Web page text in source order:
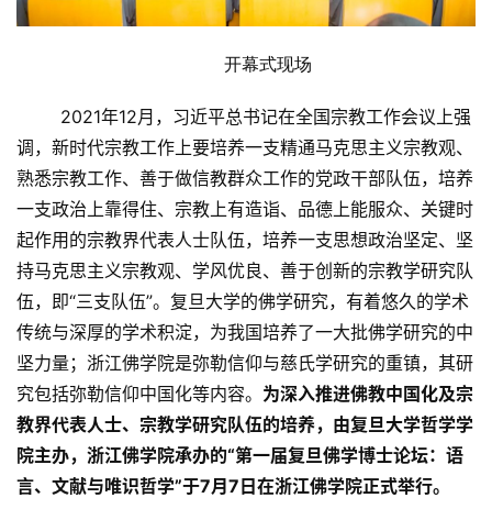
开幕式现场
2021年12月，习近平总书记在全国宗教工作会议上强
调，新时代宗教工作上要培养一支精通马克思主义宗教观、
熟悉宗教工作、善于做信教群众工作的党政干部队伍，培养
一支政治上靠得住、宗教上有造诣、品德上能服众、关键时
起作用的宗教界代表人士队伍，培养一支思想政治坚定、坚
持马克思主义宗教观、学风优良、善于创新的宗教学研究队
伍，即“三支队伍”。 复旦大学的佛学研究，有着悠久的学术
传统与深厚的学术积淀，为我国培养了一大批佛学研究的中
坚力量；浙江佛学院是弥勒信仰与慈氏学研究的重镇，其研
究包括弥勒信仰中国化等内容。 为深入推进佛教中国化及宗
教界代表人士、宗教学研究队伍的培养，由复旦大学哲学学
院主办， 浙江佛学院承办的“第一届复旦佛学博士论坛：语
言、文献与唯识哲学”于7月7日在浙江佛学院正式举行。